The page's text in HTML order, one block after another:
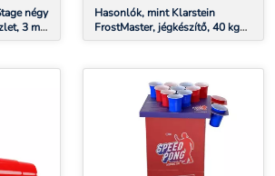
négy
3 m,
JÉGKANÁL
Hasonlók, mint Klarstein
FrostMaster, jégkészítő, 40 kg
jégkocka naponta,
kijelző, mellékelve jégkanál